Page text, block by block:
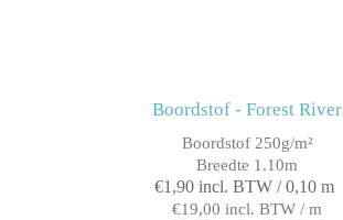
Boordstof - Forest River
Boordstof 250g/m²
Breedte 1.10m
€1,90 incl. BTW / 0,10 m
€19,00 incl. BTW / m